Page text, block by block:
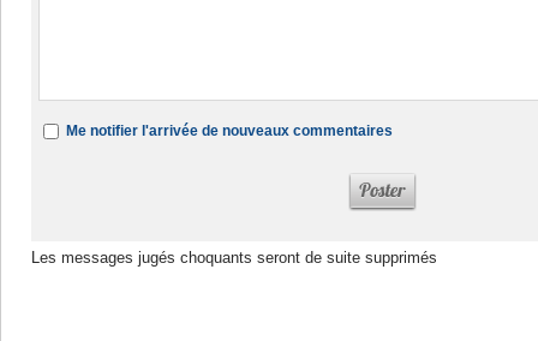
Me notifier l'arrivée de nouveaux commentaires
Les messages jugés choquants seront de suite supprimés